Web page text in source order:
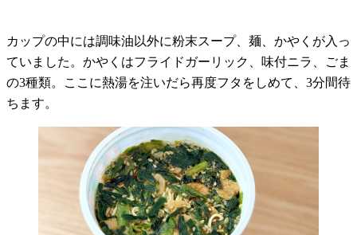
カップの中には調味油以外に粉末スープ、麺、かやくが入っ
ていました。かやくはフライドガーリック、味付ニラ、ごま
の3種類。ここに熱湯を注いだら再度フタをしめて、3分間待
ちます。